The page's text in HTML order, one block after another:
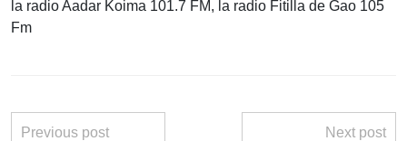
la radio Aadar Koima 101.7 FM, la radio Fitilla de Gao 105
Fm
Previous post Next post